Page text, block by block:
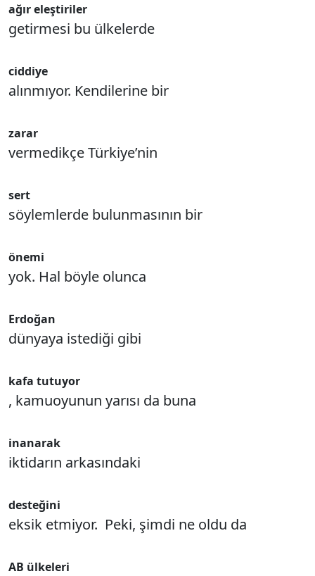
ağır eleştiriler
getirmesi bu ülkelerde
ciddiye
alınmıyor. Kendilerine bir
zarar
vermedikçe Türkiye’nin
sert
söylemlerde bulunmasının bir
önemi
yok. Hal böyle olunca
Erdoğan
dünyaya istediği gibi
kafa tutuyor
, kamuoyunun yarısı da buna
inanarak
iktidarın arkasındaki
desteğini
eksik etmiyor. Peki, şimdi ne oldu da
AB ülkeleri